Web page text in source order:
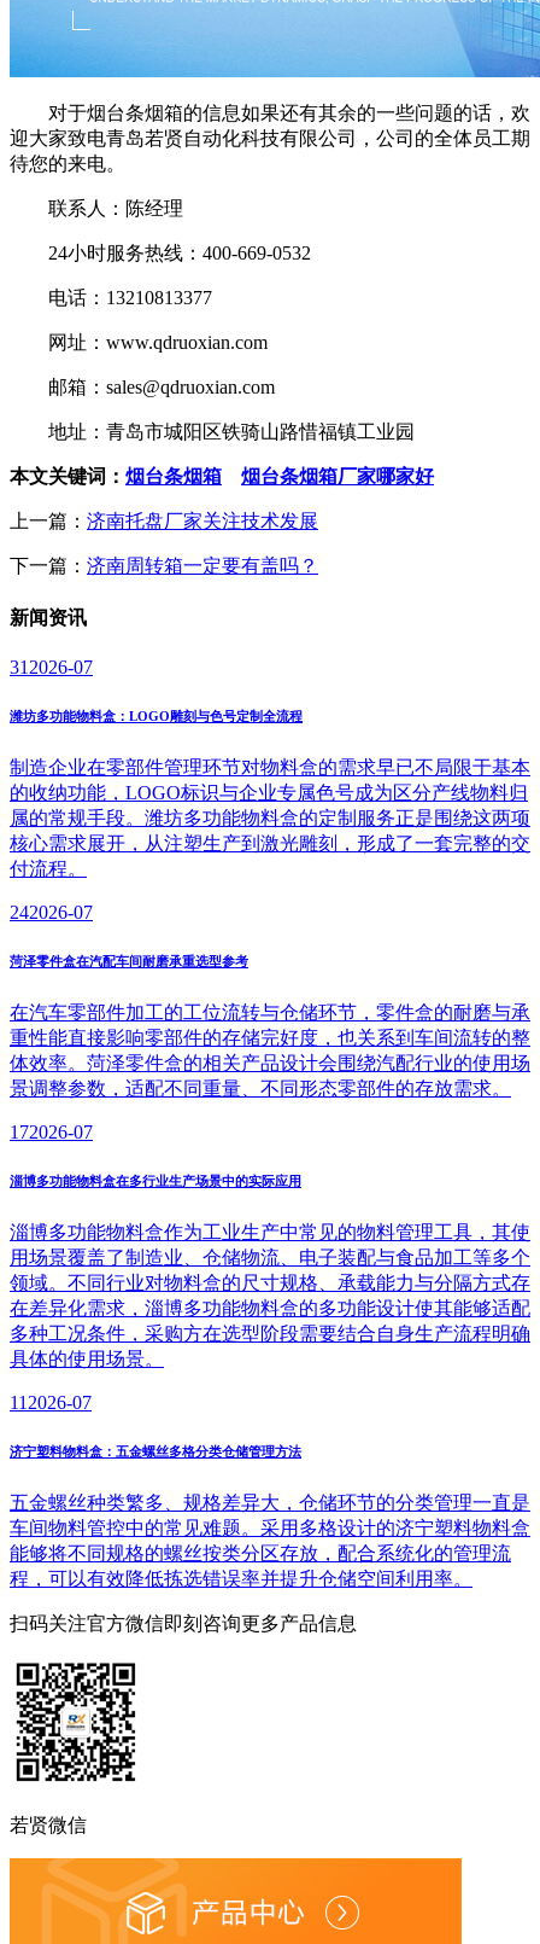
对于烟台条烟箱的信息如果还有其余的一些问题的话，欢
迎大家致电青岛若贤自动化科技有限公司，公司的全体员工期
待您的来电。
联系人：陈经理
24小时服务热线：400-669-0532
电话：13210813377
网址：www.qdruoxian.com
邮箱：sales@qdruoxian.com
地址：青岛市城阳区铁骑山路惜福镇工业园
本文关键词： 烟台条烟箱 烟台条烟箱厂家哪家好
上一篇： 济南托盘厂家关注技术发展
下一篇： 济南周转箱一定要有盖吗？
新闻资讯
31 2026-07
潍坊多功能物料盒：LOGO雕刻与色号定制全流程
制造企业在零部件管理环节对物料盒的需求早已不局限于基本
的收纳功能，LOGO标识与企业专属色号成为区分产线物料归
属的常规手段。潍坊多功能物料盒的定制服务正是围绕这两项
核心需求展开，从注塑生产到激光雕刻，形成了一套完整的交
付流程。
242026-07
菏泽零件盒在汽配车间耐磨承重选型参考
在汽车零部件加工的工位流转与仓储环节，零件盒的耐磨与承
重性能直接影响零部件的存储完好度，也关系到车间流转的整
体效率。菏泽零件盒的相关产品设计会围绕汽配行业的使用场
景调整参数，适配不同重量、不同形态零部件的存放需求。
172026-07
淄博多功能物料盒在多行业生产场景中的实际应用
淄博多功能物料盒作为工业生产中常见的物料管理工具，其使
用场景覆盖了制造业、仓储物流、电子装配与食品加工等多个
领域。不同行业对物料盒的尺寸规格、承载能力与分隔方式存
在差异化需求，淄博多功能物料盒的多功能设计使其能够适配
多种工况条件，采购方在选型阶段需要结合自身生产流程明确
具体的使用场景。
11 2026-07
济宁塑料物料盒：五金螺丝多格分类仓储管理方法
五金螺丝种类繁多、规格差异大，仓储环节的分类管理一直是
车间物料管控中的常见难题。采用多格设计的济宁塑料物料盒
能够将不同规格的螺丝按类分区存放，配合系统化的管理流
程，可以有效降低拣选错误率并提升仓储空间利用率。
扫码关注官方微信即刻咨询更多产品信息
若贤微信